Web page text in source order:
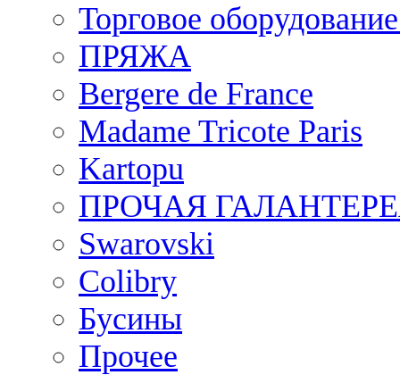
Торговое
ПРЯЖА
Bergere de France
Madame Tricote Paris
Kartopu
ПРОЧАЯ
Swarovski
Colibry
Бусины
Прочее